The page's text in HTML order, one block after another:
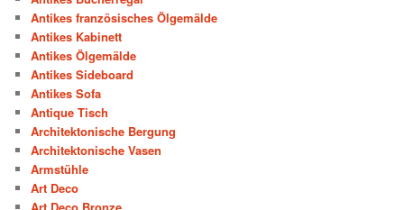
Antikes französisches Ölgemälde
Antikes Kabinett
Antikes Ölgemälde
Antikes Sideboard
Antikes Sofa
Antique Tisch
Architektonische Bergung
Architektonische Vasen
Armstühle
Art Deco